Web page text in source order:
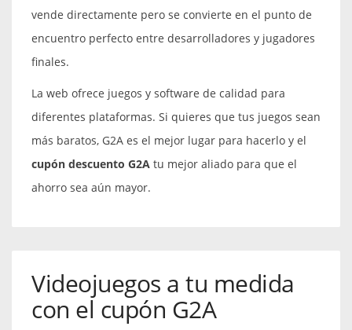
vende directamente pero se convierte en el punto de
encuentro perfecto entre desarrolladores y jugadores
finales.
La web ofrece juegos y software de calidad para
diferentes plataformas. Si quieres que tus juegos sean
más baratos, G2A es el mejor lugar para hacerlo y el
cupón descuento G2A tu mejor aliado para que el
ahorro sea aún mayor.
Videojuegos a tu medida
con el cupón G2A